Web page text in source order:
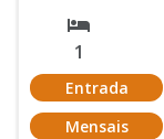
1
Entrada
Mensais